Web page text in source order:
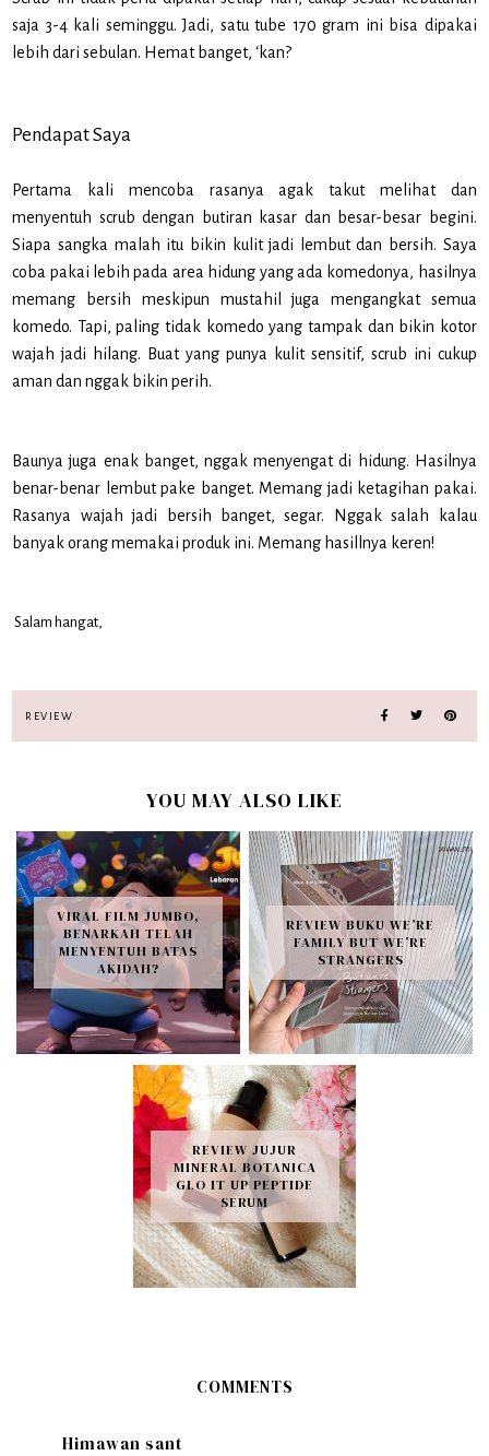
saja 3-4 kali seminggu. Jadi, satu tube 170 gram ini bisa dipakai
lebih dari sebulan. Hemat banget, ‘kan?
Pendapat Saya
Pertama kali mencoba rasanya agak takut melihat dan
menyentuh scrub dengan butiran kasar dan besar-besar begini.
Siapa sangka malah itu bikin kulit jadi lembut dan bersih. Saya
coba pakai lebih pada area hidung yang ada komedonya, hasilnya
memang bersih meskipun mustahil juga mengangkat semua
komedo. Tapi, paling tidak komedo yang tampak dan bikin kotor
wajah jadi hilang. Buat yang punya kulit sensitif, scrub ini cukup
aman dan nggak bikin perih.
Baunya juga enak banget, nggak menyengat di hidung. Hasilnya
benar-benar lembut pake banget. Memang jadi ketagihan pakai.
Rasanya wajah jadi bersih banget, segar. Nggak salah kalau
banyak orang memakai produk ini. Memang hasillnya keren!
Salam hangat,
REVIEW
YOU MAY ALSO LIKE
VIRAL FILM JUMBO,
BENARKAH TELAH
MENYENTUH BATAS
AKIDAH?
REVIEW BUKU WE’RE
FAMILY BUT WE’RE
STRANGERS
REVIEW JUJUR
MINERAL BOTANICA
GLO IT UP PEPTIDE
SERUM
COMMENTS
Himawan sant